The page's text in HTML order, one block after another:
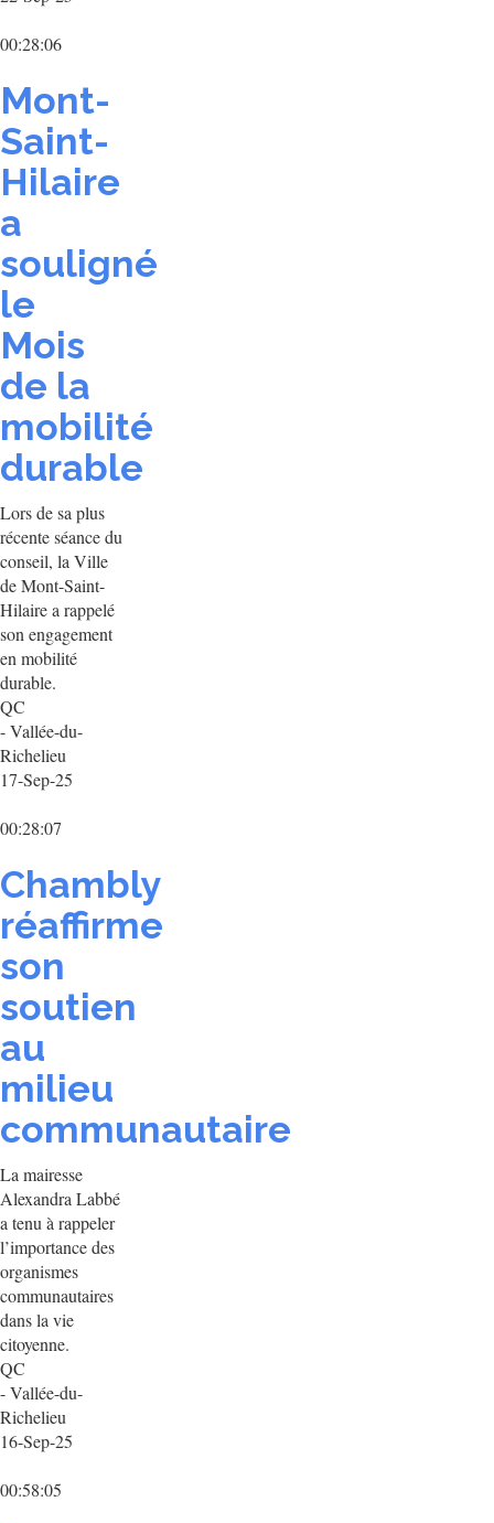
00:28:06
Mont-
Saint-
Hilaire
a
souligné
le
Mois
de la
mobilité
durable
Lors de sa plus
récente séance du
conseil, la Ville
de Mont-Saint-
Hilaire a rappelé
son engagement
en mobilité
durable.
QC
- Vallée-du-
Richelieu
17-Sep-25
00:28:07
Chambly
réaffirme
son
soutien
au
milieu
communautaire
La mairesse
Alexandra Labbé
a tenu à rappeler
l’importance des
organismes
communautaires
dans la vie
citoyenne.
QC
- Vallée-du-
Richelieu
16-Sep-25
00:58:05